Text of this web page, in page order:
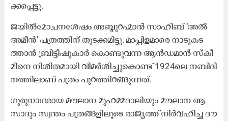
ക്ക​പ്പെ​ട്ടു.
ജ​യി​ൽ​മോ​ച​ന​ശേ​ഷം അ​ബ്ദു​റ​ഹ്മാ​ൻ സാ​ഹി​ബ് ‘അ​ൽ
അ​മീ​ൻ’ പ​ത്ര​ത്തി​ന് തു​ട​ക്ക​മി​ട്ടു. മാ​പ്പി​ള​മാ​രെ നാ​ടു​ക​ട​
ത്താ​ൻ ബ്രി​ട്ടീ​ഷു​കാ​ർ കൊ​ണ്ടു​വ​ന്ന ആ​ൻ​ഡ​മാ​ൻ സ്കീ​
മി​നെ നി​ശി​ത​മാ​യി വി​മ​ർ​ശി​ച്ചു​കൊ​ണ്ട് 1924ലെ ​ന​ബി​ദി​
ന​ത്തി​ലാ​ണ് പ​ത്രം പു​റ​ത്തി​റ​ങ്ങു​ന്ന​ത്.
ഗു​രു​നാ​ഥ​രാ​യ മൗ​ലാ​ന മു​ഹ​മ്മ​ദാ​ലി​യും മൗ​ലാ​ന ആ​
സാ​ദും സ്വ​ന്തം പ​ത്ര​ങ്ങ​ളി​ലൂ​ടെ രാ​ജ്യ​ത്ത് നി​ർ​വ​ഹി​ച്ച ദൗ​